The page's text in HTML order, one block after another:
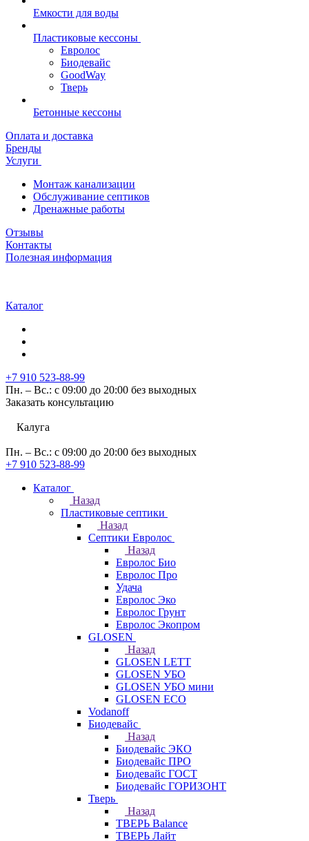
Емкости для воды
Пластиковые кессоны
Евролос
Биодевайс
GoodWay
Тверь
Бетонные кессоны
Оплата и доставка
Бренды
Услуги
Монтаж канализации
Обслуживание септиков
Дренажные работы
Отзывы
Контакты
Полезная информация
Каталог
+7 910 523-88-99
Пн. – Вс.: с 09:00 до 20:00 без выходных
Заказать консультацию
Калуга
Пн. – Вс.: с 09:00 до 20:00 без выходных
+7 910 523-88-99
Каталог
Назад
Пластиковые септики
Назад
Септики Евролос
Назад
Евролос Био
Евролос Про
Удача
Евролос Эко
Евролос Грунт
Евролос Экопром
GLOSEN
Назад
GLOSEN LETT
GLOSEN УБО
GLOSEN УБО мини
GLOSEN ECO
Vodanoff
Биодевайс
Назад
Биодевайс ЭКО
Биодевайс ПРО
Биодевайс ГОСТ
Биодевайс ГОРИЗОНТ
Тверь
Назад
ТВЕРЬ Balance
ТВЕРЬ Лайт